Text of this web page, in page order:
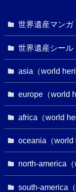
世界遺産マンガ
世界遺産シール
asia（world
europe（world
africa（world
oceania（world
north-america
south-america